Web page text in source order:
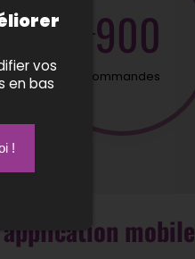
900
commandes
mobile
vos
en bas
!